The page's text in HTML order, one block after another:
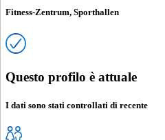
Fitness-Zentrum, Sporthallen
Questo profilo è attuale
I dati sono stati controllati di recente